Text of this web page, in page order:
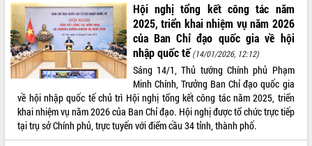
Trailer Lễ hội Sầu riêng Đắk Lắk năm
2026
Khám bệnh, cấp phát thuốc miễn phí
và tặng quà người dân xã Cư Pui
Hội nghị UBND tỉnh Đắk Lắk thường kỳ
tháng 7/2026
Lễ truy tặng danh hiệu “Bà Mẹ Việt
Nam Anh hùng” và trao Huân chương
ALBUM ẢNH
Hội nghị tổng kết công tác năm
2025, triển khai nhiệm vụ năm 2026
của Ban Chỉ đạo quốc gia về hội
nhập quốc tế (14/01/2026, 12:12)
Sáng 14/1, Thủ tướng Chính phủ Phạm
Minh Chính, Trưởng Ban Chỉ đạo quốc gia
về hội nhập quốc tế chủ trì Hội nghị tổng kết công tác năm 2025, triển
khai nhiệm vụ năm 2026 của Ban Chỉ đạo. Hội nghị được tổ chức trực tiếp
tại trụ sở Chính phủ, trực tuyến với điểm cầu 34 tỉnh, thành phố.